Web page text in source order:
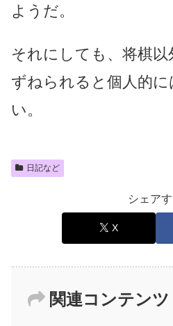
ようだ。
それにしても、将棋以
ずねられると個人的に
い。
日記など
シェア
X
関連コンテンツ